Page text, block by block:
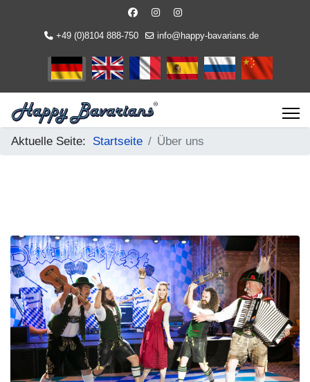
+49 (0)8104 888-750 info@happy-bavarians.de
Sprache auswählen
Aktuelle Seite: Startseite Über uns